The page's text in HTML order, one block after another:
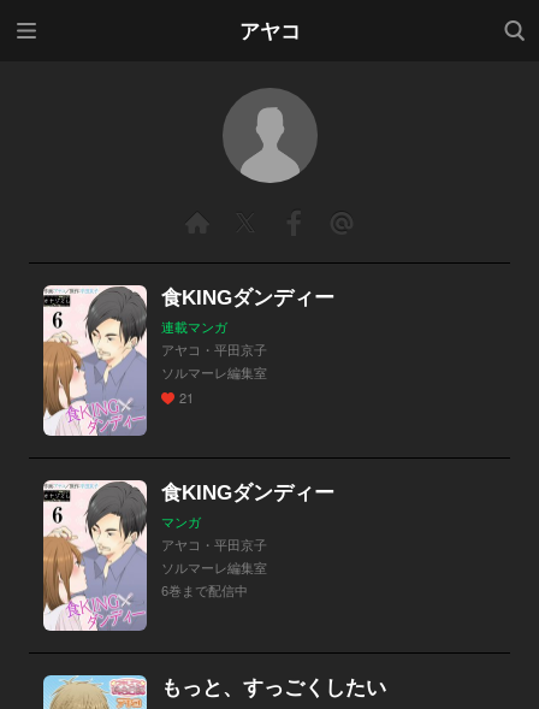
アヤコ
検索
食KINGダンディー
連載マンガ
アヤコ・平田京子
ソルマーレ編集室
21
食KINGダンディー
マンガ
アヤコ・平田京子
ソルマーレ編集室
6巻まで配信中
もっと、すっごくしたい